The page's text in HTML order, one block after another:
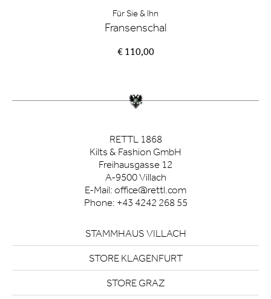
Für Sie & Ihn
Fransenschal
€ 110,00
RETTL 1868
Kilts & Fashion GmbH
Freihausgasse 12
A-9500 Villach
E-Mail: office@rettl.com
Phone: +43 4242 268 55
STAMMHAUS VILLACH
STORE KLAGENFURT
STORE GRAZ